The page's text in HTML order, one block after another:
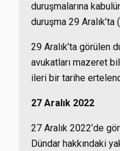
duruşmalarına
duruşma 29 Aralık’ta
29 Aralık’ta görülen
avukatları mazeret
ileri bir tarihe
27 Aralık 2022
27 Aralık 2022’de
Dündar hakkındaki